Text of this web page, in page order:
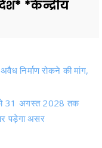
को 31 अगस्त 2028 तक
पड़ेगा असर